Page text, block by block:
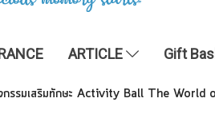
ARTICLE Gift
กรรมเสริมทักษะ Activity Ball The